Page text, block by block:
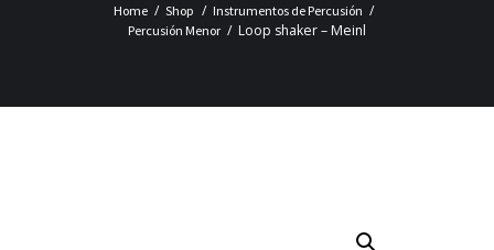
Home
Shop
Instrumentos de Percusión
Percusión Menor
Loop shaker – Meinl